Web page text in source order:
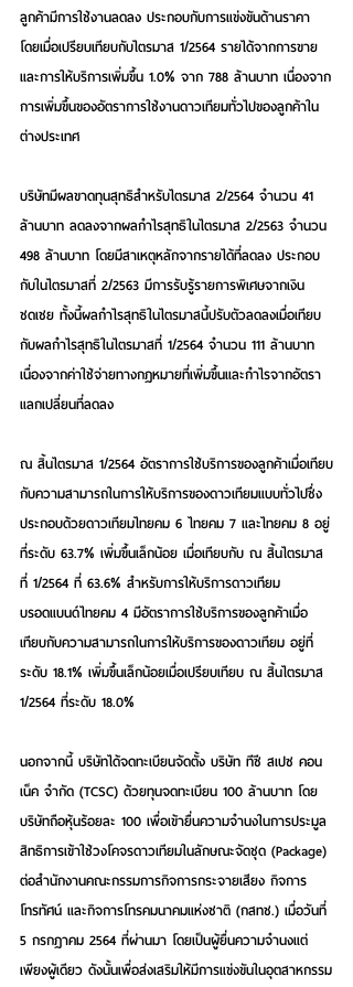
ลูกค้ามีการใช้งานลดลง ประกอบกับการแข่งขันด้านราคา
โดยเมื่อเปรียบเทียบกับไตรมาส 1/2564 รายได้จากการขาย
และการให้บริการเพิ่มขึ้น 1.0% จาก 788 ล้านบาท เนื่องจาก
การเพิ่มขึ้นของอัตราการใช้งานดาวเทียมทั่วไปของลูกค้าใน
ต่างประเทศ
บริษัทมีผลขาดทุนสุทธิสำหรับไตรมาส 2/2564 จำนวน 41
ล้านบาท ลดลงจากผลกำไรสุทธิในไตรมาส 2/2563 จำนวน
498 ล้านบาท โดยมีสาเหตุหลักจากรายได้ที่ลดลง ประกอบ
กับในไตรมาสที่ 2/2563 มีการรับรู้รายการพิเศษจากเงิน
ชดเชย ทั้งนี้ผลกำไรสุทธิในไตรมาสนี้ปรับตัวลดลงเมื่อเทียบ
กับผลกำไรสุทธิในไตรมาสที่ 1/2564 จำนวน 111 ล้านบาท
เนื่องจากค่าใช้จ่ายทางกฎหมายที่เพิ่มขึ้นและกำไรจากอัตรา
แลกเปลี่ยนที่ลดลง
ณ สิ้นไตรมาส 1/2564 อัตราการใช้บริการของลูกค้าเมื่อเทียบ
กับความสามารถในการให้บริการของดาวเทียมแบบทั่วไปซึ่ง
ประกอบด้วยดาวเทียมไทยคม 6 ไทยคม 7 และไทยคม 8 อยู่
ที่ระดับ 63.7% เพิ่มขึ้นเล็กน้อย เมื่อเทียบกับ ณ สิ้นไตรมาส
ที่ 1/2564 ที่ 63.6% สำหรับการให้บริการดาวเทียม
บรอดแบนด์ไทยคม 4 มีอัตราการใช้บริการของลูกค้าเมื่อ
เทียบกับความสามารถในการให้บริการของดาวเทียม อยู่ที่
ระดับ 18.1% เพิ่มขึ้นเล็กน้อยเมื่อเปรียบเทียบ ณ สิ้นไตรมาส
1/2564 ที่ระดับ 18.0%
นอกจากนี้ บริษัทได้จดทะเบียนจัดตั้ง บริษัท ทีซี สเปซ คอน
เน็ค จำกัด (TCSC) ด้วยทุนจดทะเบียน 100 ล้านบาท โดย
บริษัทถือหุ้นร้อยละ 100 เพื่อเข้ายื่นความจำนงในการประมูล
สิทธิการเข้าใช้วงโคจรดาวเทียมในลักษณะจัดชุด (Package)
ต่อสำนักงานคณะกรรมการกิจการกระจายเสียง กิจการ
โทรทัศน์ และกิจการโทรคมนาคมแห่งชาติ (กสทช.) เมื่อวันที่
5 กรกฏาคม 2564 ที่ผ่านมา โดยเป็นผู้ยื่นความจำนงแต่
เพียงผู้เดียว ดังนั้นเพื่อส่งเสริมให้มีการแข่งขันในอุตสาหกรรม